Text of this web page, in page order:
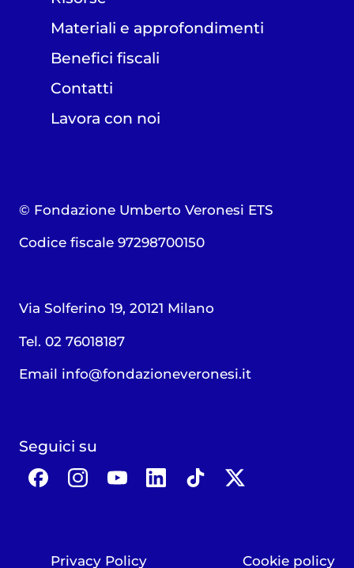
Materiali e approfondimenti
Benefici fiscali
Contatti
Lavora con noi
© Fondazione Umberto Veronesi ETS
Codice fiscale 97298700150
Via Solferino 19, 20121 Milano
Tel. 02 76018187
Email info@fondazioneveronesi.it
Seguici su
Privacy Policy Cookie policy